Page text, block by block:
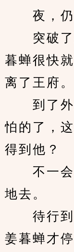
夜，仍
突破了
暮蝉很快
离了王府。
到了外
怕的了，
得到他？
不一会
地去。
待行到
姜暮蝉才